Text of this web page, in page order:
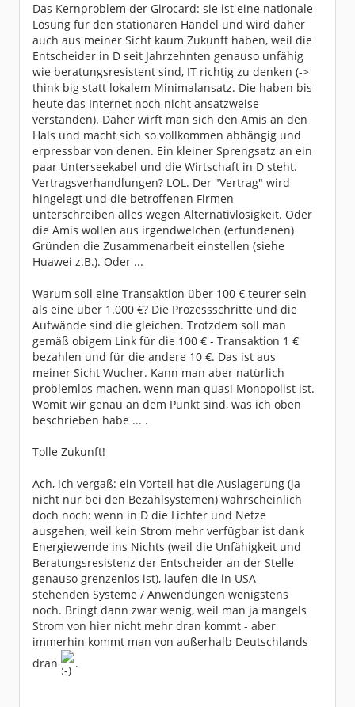
Das Kernproblem der Girocard: sie ist eine nationale
Lösung für den stationären Handel und wird daher
auch aus meiner Sicht kaum Zukunft haben, weil die
Entscheider in D seit Jahrzehnten genauso unfähig
wie beratungsresistent sind, IT richtig zu denken (->
think big statt lokalem Minimalansatz. Die haben bis
heute das Internet noch nicht ansatzweise
verstanden). Daher wirft man sich den Amis an den
Hals und macht sich so vollkommen abhängig und
erpressbar von denen. Ein kleiner Sprengsatz an ein
paar Unterseekabel und die Wirtschaft in D steht.
Vertragsverhandlungen? LOL. Der "Vertrag" wird
hingelegt und die betroffenen Firmen
unterschreiben alles wegen Alternativlosigkeit. Oder
die Amis wollen aus irgendwelchen (erfundenen)
Gründen die Zusammenarbeit einstellen (siehe
Huawei z.B.). Oder ...
Warum soll eine Transaktion über 100 € teurer sein
als eine über 1.000 €? Die Prozessschritte und die
Aufwände sind die gleichen. Trotzdem soll man
gemäß obigem Link für die 100 € - Transaktion 1 €
bezahlen und für die andere 10 €. Das ist aus
meiner Sicht Wucher. Kann man aber natürlich
problemlos machen, wenn man quasi Monopolist ist.
Womit wir genau an dem Punkt sind, was ich oben
beschrieben habe ... .
Tolle Zukunft!
Ach, ich vergaß: ein Vorteil hat die Auslagerung (ja
nicht nur bei den Bezahlsystemen) wahrscheinlich
doch noch: wenn in D die Lichter und Netze
ausgehen, weil kein Strom mehr verfügbar ist dank
Energiewende ins Nichts (weil die Unfähigkeit und
Beratungsresistenz der Entscheider an der Stelle
genauso grenzenlos ist), laufen die in USA
stehenden Systeme / Anwendungen wenigstens
noch. Bringt dann zwar wenig, weil man ja mangels
Strom von hier nicht mehr dran kommt - aber
immerhin kommt man von außerhalb Deutschlands
dran
.